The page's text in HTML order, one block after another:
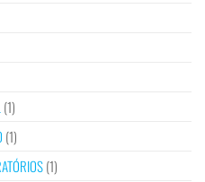
(1)
(1)
(1)